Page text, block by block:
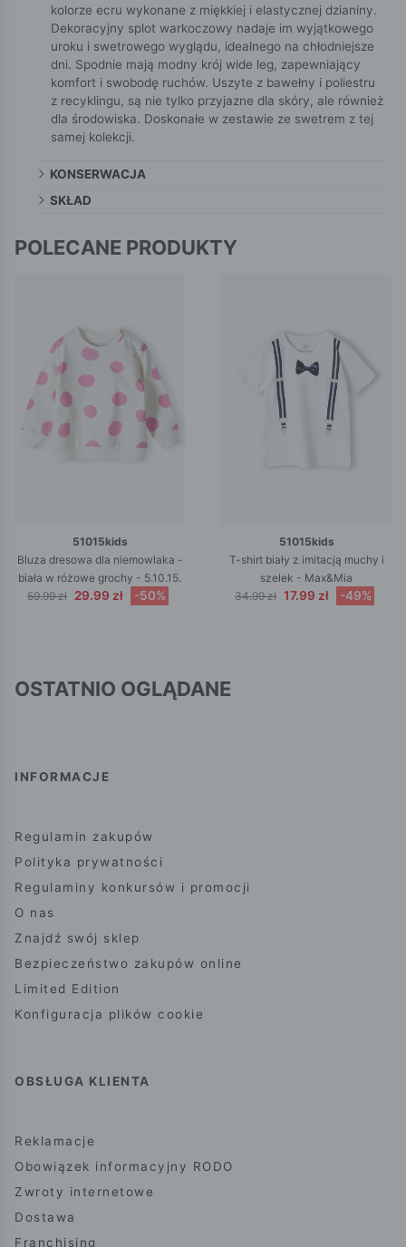
kolorze ecru wykonane z miękkiej i elastycznej dzianiny.
Dekoracyjny splot warkoczowy nadaje im wyjątkowego
uroku i swetrowego wyglądu, idealnego na chłodniejsze
dni. Spodnie mają modny krój wide leg, zapewniający
komfort i swobodę ruchów. Uszyte z bawełny i poliestru
z recyklingu, są nie tylko przyjazne dla skóry, ale również
dla środowiska. Doskonałe w zestawie ze swetrem z tej
samej kolekcji.
KONSERWACJA
SKŁAD
POLECANE PRODUKTY
51015kids
Bluza dresowa dla niemowlaka -
biała w różowe grochy - 5.10.15.
59.99 zł 29.99 zł -50%
51015kids
T-shirt biały z imitacją muchy i
szelek - Max&Mia
34.99 zł 17.99 zł -49%
OSTATNIO OGLĄDANE
INFORMACJE
Regulamin zakupów
Polityka prywatności
Regulaminy konkursów i promocji
O nas
Znajdź swój sklep
Bezpieczeństwo zakupów online
Limited Edition
Konfiguracja plików cookie
OBSŁUGA KLIENTA
Reklamacje
Obowiązek informacyjny RODO
Zwroty internetowe
Dostawa
Franchising